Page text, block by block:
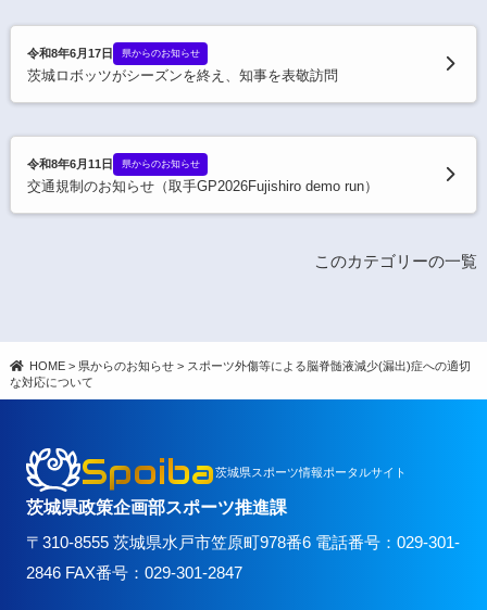
令和8年6月17日 県からのお知らせ
茨城ロボッツがシーズンを終え、知事を表敬訪問
令和8年6月11日 県からのお知らせ
交通規制のお知らせ（取手GP2026Fujishiro demo run）
このカテゴリーの一覧
HOME > 県からのお知らせ > スポーツ外傷等による脳脊髄液減少(漏出)症への適切
な対応について
Spoiba茨城県スポーツ情報ポータルサイト
茨城県政策企画部スポーツ推進課
〒310-8555 茨城県水戸市笠原町978番6 電話番号：029-301-
2846 FAX番号：029-301-2847